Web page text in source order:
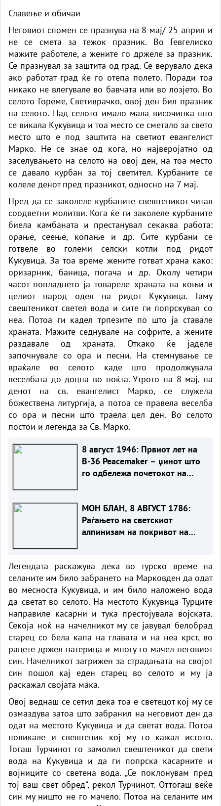
Славење и обичаи
Неговиот спомен се празнува на 8 мај/ 25 април и
не се смета за тежок празник. Во Гевгелиско
мажите работеле, а жените го држеле за празник.
Се празнувал за заштита од град. Се верувало дека
ако работат град ќе го отепа полето. Поради тоа
никако не влегувале во бавчата или во лозјето. Во
селото Гореме, Светиврачко, овој ден бил празник
на селото. Над селото имало мала височинка што
се викала Кукувица и тоа место се сметало за свето
место што е под заштита на светиот евангелист
Марко. Не се знае од кога, но најверојатно од
заселувањето на селото на овој ден, на тоа место
се давало курбан за тој светител. Курбаните се
колеле денот пред празникот, односно на 7 мај.
Пред да се заколеле курбаните свештеникот читал
соодветни молитви. Кога ќе ги заколеле курбаните
биела камбаната и престанувал секаква работа:
орање, сеење, копање и др. Сите курбани се
готвеле во големи селски котли под ридот
Кукувица. За тоа време жените готват храна како:
оризарник, баница, погача и др. Околу четири
часот попладнето ја товареле храната на коњи и
целиот народ одел на ридот Кукувица. Таму
свештеникот светел вода и сите ги попрскувал со
неа. Потоа ги кадел трпезите по што ја ставале
храната. Мажите седнувале на софрите, а жените
раздавале од храната. Откако ќе јаделе
започнувале со ора и песни. На стемнување се
враќале во селото каде што продолжувала
веселбата до доцна во ноќта. Утрото на 8 мај, на
денот на св. евангелист Марко, се служела
божествена литургија, а потоа се правела веселба
со ора и песни што траела цел ден. Во селото
постои и легенда за Св. Марко.
8 август 1946: Првиот лет на
B-36 Peacemaker – џинот што
го одбележа почетокот на
МОН БЛАН, 8 АВГУСТ 1786:
Раѓањето на светскиот
алпинизам на покривот на
Легендата раскажува дека во турско време на
селаните им било забрането на Марковден да одат
во месноста Кукувица, и им било наложено вода
да светат во селото. На местото Кукувица Турците
направиле касарни и тука престојувала војската.
Секоја ноќ на начелникот му се јавувал белобрад
старец со бела капа на главата и на неа крст, во
рацете држел патерица и многу го мачел неговиот
син. Начелникот загрижен за страдањата на својот
син пошол кај еден старец во селото и му ја
раскажал својата мака.
Овој веднаш се сетил дека тоа е светецот кој му се
озмаздува затоа што забранил на неговиот ден да
одат на местото Кукувица и да светат вода. Потоа
повикале и свештеник кој му го кажал истото.
Тогаш Турчинот го замолил свештеникот да свети
вода на Кукувица и да ги попрска касарните и
војниците со светена вода. „Се поклонувам пред
тој ваш свет обред“, рекол Турчинот. Оттогаш веќе
син му ништо не го мачело. Потоа на селаните им